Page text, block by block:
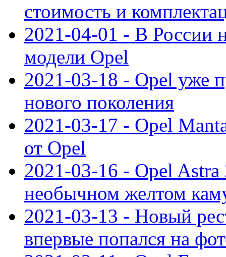
стоимость и
2021-04-01 - В России
модели Opel
2021-03-18 - Opel уже
нового поколения
2021-03-17 - Opel
от Opel
2021-03-16 - Opel Astra
необычном желтом
2021-03-13 - Новый
впервые попался на